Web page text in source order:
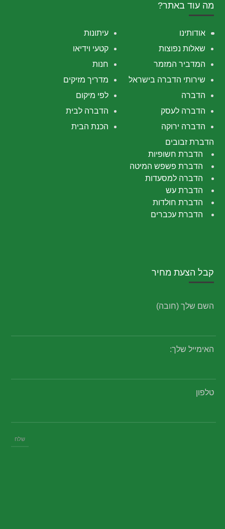
מה עוד באתר?
עיתונות
אודותינו
קטעי וידיאו
שאלות נפוצות
חנות
המדביר המזמר
מדריך מזיקים
שירותי הדברה בישראל
לפי מיקום
הדברה
הדברה לבית
הדברה לעסק
הכנת הבית
הדברה ירוקה
הדברת זבובים
הדברת חשופיות
הדברת פשפש המיטה
הדברה למסעדות
הדברת עש
הדברת חולדות
הדברת עכברים
קבל הצעת מחיר
השם שלך (חובה)
האימייל שלך:
טלפון